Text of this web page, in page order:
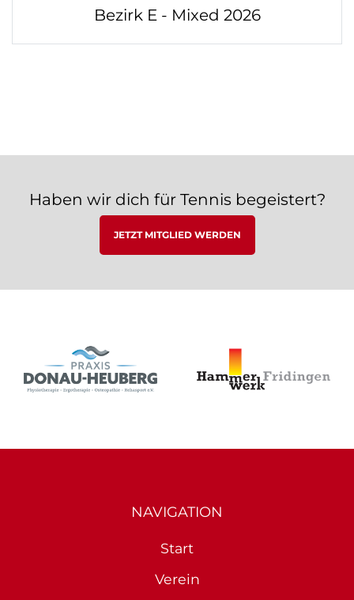
Bezirk E - Mixed 2026
Haben wir dich für Tennis begeistert?
JETZT MITGLIED WERDEN
NAVIGATION
Start
Verein